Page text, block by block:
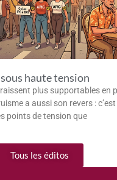
haute tension
plus supportables en
a aussi son revers :
points de tension que
Tous les éditos